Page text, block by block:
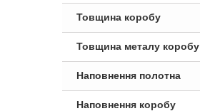
Товщина коробу
Товщина металу коробу
Наповнення полотна
Наповнення коробу